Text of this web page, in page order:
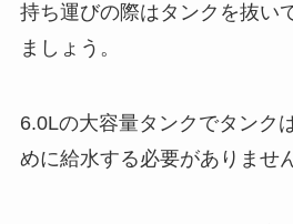
持ち運びの際はタンクを抜い
ましょう。
6.0Lの大容量タンクでタンク
めに給水する必要がありませ